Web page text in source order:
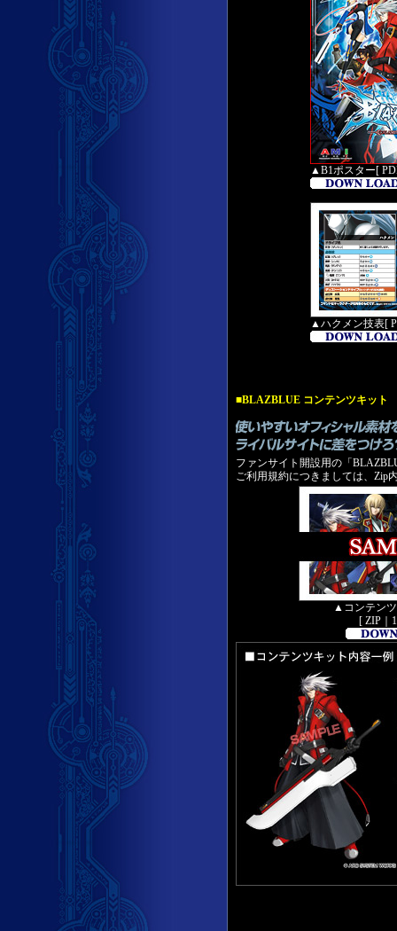
▲B1ポスター[
▲ハクメン技表[
■BLAZBLUE コンテンツキット
ファンサイト開設用の「
ご利用規約につきましては、Zip
▲コンテンツ
[ ZIP｜